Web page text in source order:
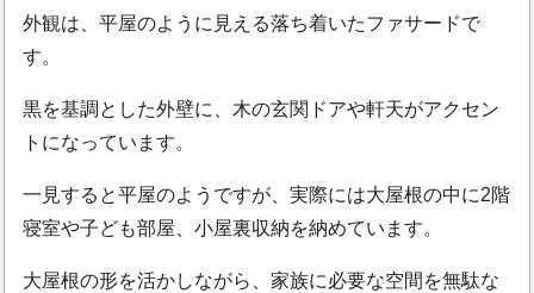
外観は、平屋のように見える落ち着いたファサードで
す。
黒を基調とした外壁に、木の玄関ドアや軒天がアクセン
トになっています。
一見すると平屋のようですが、実際には大屋根の中に2階
寝室や子ども部屋、小屋裏収納を納めています。
大屋根の形を活かしながら、家族に必要な空間を無駄な